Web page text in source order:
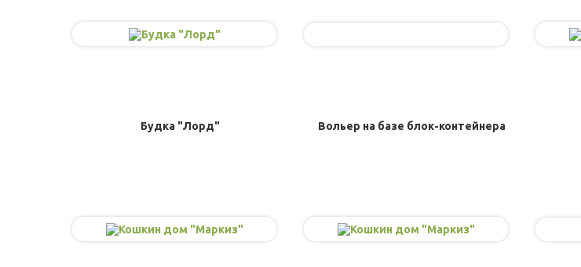
Будка "Лорд" Вольер на базе блок-контейнера